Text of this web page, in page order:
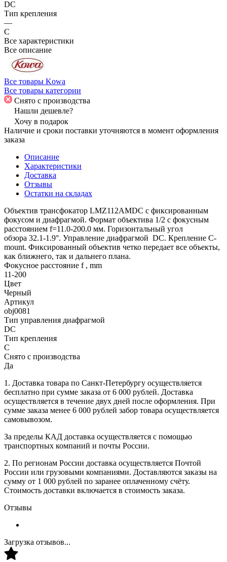
DC
Тип крепления
—
C
Все характеристики
Все описание
Все товары Kowa
Все товары категории
Снято с производства
Нашли дешевле?
Хочу в подарок
Наличие и сроки поставки уточняются в момент оформления
заказа
Описание
Характеристики
Доставка
Отзывы
Остатки на складах
Объектив трансфокатор LMZ112AMDC с фиксированным
фокусом и диафрагмой. Формат объектива 1/2 с фокусным
расстоянием f=11.0-200.0 мм. Горизонтальный угол
обзора 32.1-1.9°. Управление диафрагмой DC. Крепление C-
mount. Фиксированный объектив четко передает все объекты,
как ближнего, так и дальнего плана.
Фокусное расстояние f , mm
11-200
Цвет
Черный
Артикул
obj0081
Тип управления диафрагмой
DC
Тип крепления
C
Снято с производства
Да
1. Доставка товара по Санкт-Петербургу осуществляется
бесплатно при сумме заказа от 6 000 рублей. Доставка
осуществляется в течение двух дней после оформления. При
сумме заказа менее 6 000 рублей забор товара осуществляется
самовывозом.
За пределы КАД доставка осуществляется с помощью
транспортных компаний и почты России.
2. По регионам России доставка осуществляется Почтой
России или грузовыми компаниями. Доставляются заказы на
сумму от 1 000 рублей по заранее оплаченному счёту.
Стоимость доставки включается в стоимость заказа.
Отзывы
Загрузка отзывов...